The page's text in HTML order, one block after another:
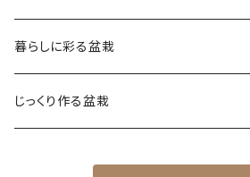
暮らしに彩る盆栽
じっくり作る盆栽